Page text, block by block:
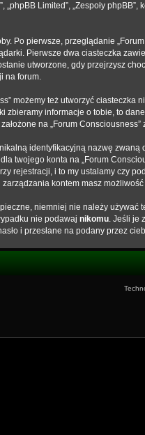
„phpBB Limited”, „Zespoły
Po pierwsze, przeglądanie
Pierwsze dwa ciasteczka
utworzone, gdy przejrzysz
na forum.
możemy też utworzyć
zbieramy informacje o tobie, to
na „Forum
identyfikacyjną nazwę zwaną
twojego konta na „Forum
rejestracji, i to my ustalamy czy
kontem masz
niemniej nie należy
nie podawaj nikomu. Jeśli je
i przesłane na podany przez